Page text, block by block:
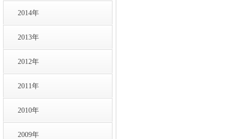
2014年
2013年
2012年
2011年
2010年
2009年